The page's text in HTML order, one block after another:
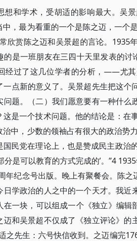
想和学术，受胡适的影响最大。吴
，最为看重的一个是陈之迈，一个
欣赏陈之迈和吴景超的言论。1935
是一班朋友在三四十天里发表的讨
经过了这几位学者的分析，——尤
点新的意义了。吴景超先生把这个
问题。（二）我们愿意要有一种什
是一个技术问题。他的结论是：在
中，少数的领袖占有很大的政治势
民党在理论上，也是赞成民主政治
分是可以教育的方式完成的’。”4
年纪念号出版。晚上有聚餐会。陈
日学政治的人之中的一个天才。我
在一块，可以组成一个《独立》编辑
迈和吴景超不仅成了《独立评论》
之先生：六号快信收到。之迈编完